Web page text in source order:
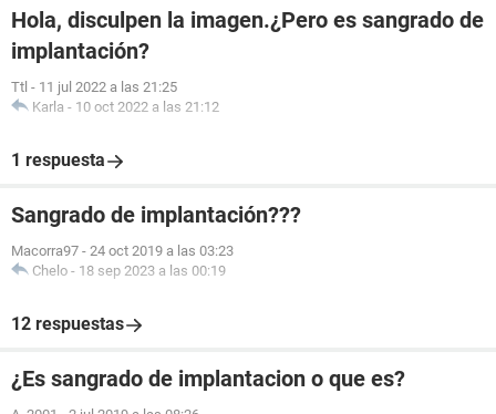
Hola, disculpen la imagen.¿Pero es sangrado de
implantación?
Ttl - 11 jul 2022 a las 21:25
Karla - 10 oct 2022 a las 21:12
1 respuesta
Sangrado de implantación???
Macorra97 - 24 oct 2019 a las 03:23
Chelo - 18 sep 2023 a las 00:19
12 respuestas
¿Es sangrado de implantacion o que es?